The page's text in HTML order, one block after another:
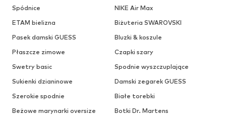
Spódnice
NIKE Air Max
ETAM bielizna
Biżuteria SWAROVSKI
Pasek damski GUESS
Bluzki & koszule
Płaszcze zimowe
Czapki szary
Swetry basic
Spodnie wyszczuplające
Sukienki dzianinowe
Damski zegarek GUESS
Szerokie spodnie
Białe torebki
Beżowe marynarki oversize
Botki Dr. Martens